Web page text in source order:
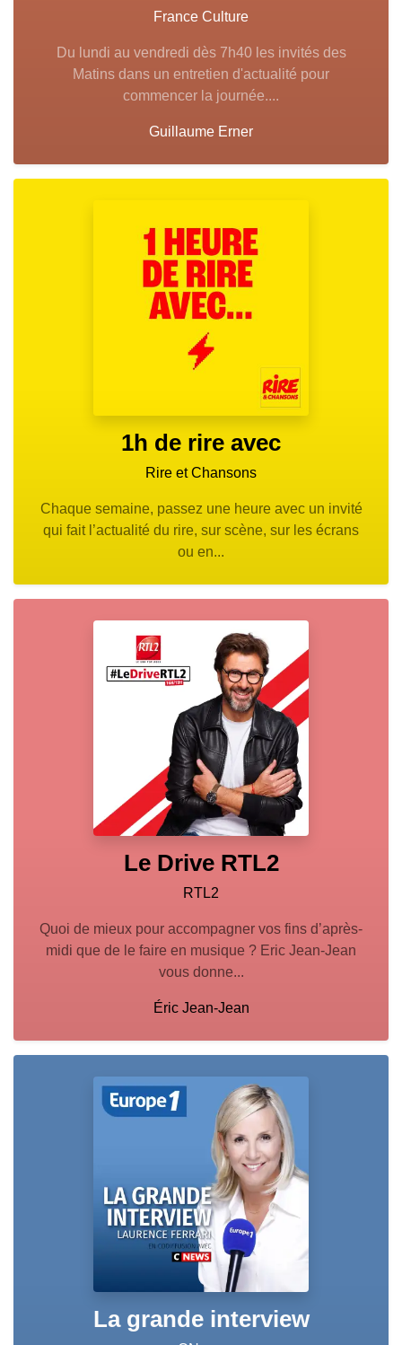
France Culture
Du lundi au vendredi dès 7h40 les invités des
Matins dans un entretien d'actualité pour
commencer la journée....
Guillaume Erner
1h de rire avec
Rire et Chansons
Chaque semaine, passez une heure avec un invité
qui fait l’actualité du rire, sur scène, sur les écrans
ou en...
Le Drive RTL2
RTL2
Quoi de mieux pour accompagner vos fins d’après-
midi que de le faire en musique ? Eric Jean-Jean
vous donne...
Éric Jean-Jean
La grande interview